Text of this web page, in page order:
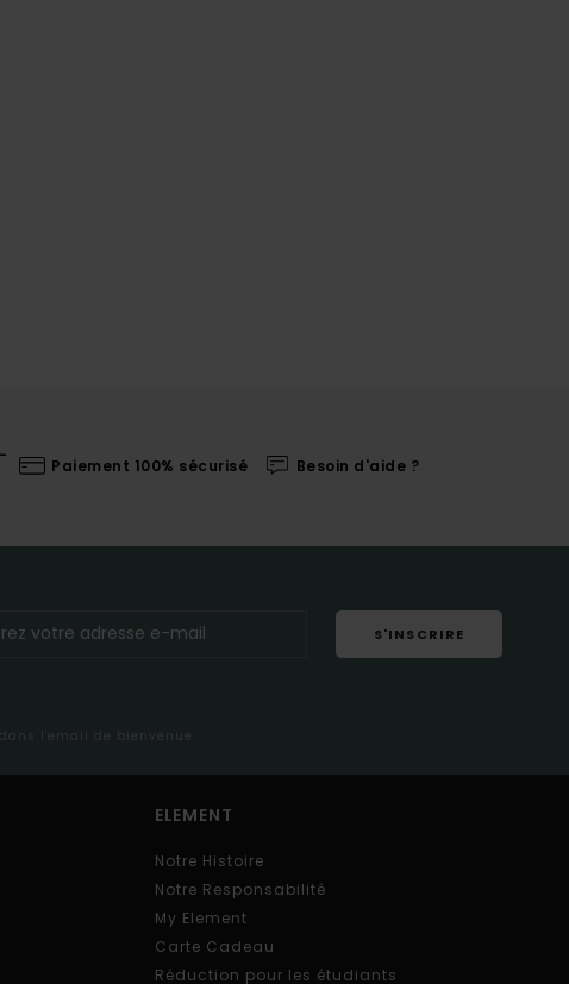
Paiement 100% sécurisé Besoin d'aide ?
S'INSCRIRE
l'email de bienvenue
ELEMENT
Notre Histoire
Notre Responsabilité
My Element
Carte Cadeau
Réduction pour les étudiants